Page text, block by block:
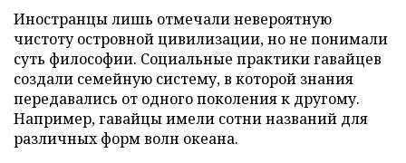
Иностранцы лишь отмечали невероятную
чистоту островной цивилизации, но не понимали
суть философии. Социальные практики гавайцев
создали семейную систему, в которой знания
передавались от одного поколения к другому.
Например, гавайцы имели сотни названий для
различных форм волн океана.